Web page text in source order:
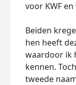
voor KWF
Beiden
hen heeft
waardoor ik
kennen.
tweede